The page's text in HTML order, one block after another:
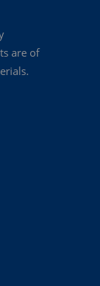
are of